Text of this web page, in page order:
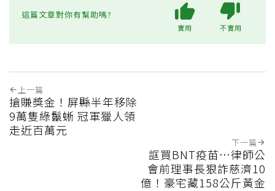
這篇文章對你有幫助嗎?
實用 不實用
上一篇
搶賺獎金！屏縣半年移除
9萬隻綠鬣蜥 冠軍獵人領
走近百萬元
下一篇
誆買BNT疫苗…律師公
會前理事長狠詐慈濟10
億！豪宅藏158公斤黃金